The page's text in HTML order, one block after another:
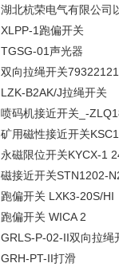
湖北杭荣电气有限公司
XLPP-1跑偏开关
TGSG-01声光器
双向拉绳开关
LZK-B2AK/J拉绳开关
喷码机接近开关_-
矿用磁性接近开关
永磁限位开关KYCX-1
磁接近开关STN1202-
跑偏开关 LXK3-20S/HI
跑偏开关 WICA 2
GRLS-P-02-II双向拉绳
GRH-PT-II打滑